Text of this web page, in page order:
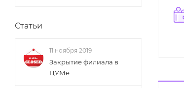
Статьи
11 ноября 2019
Закрытие филиала в
ЦУМе